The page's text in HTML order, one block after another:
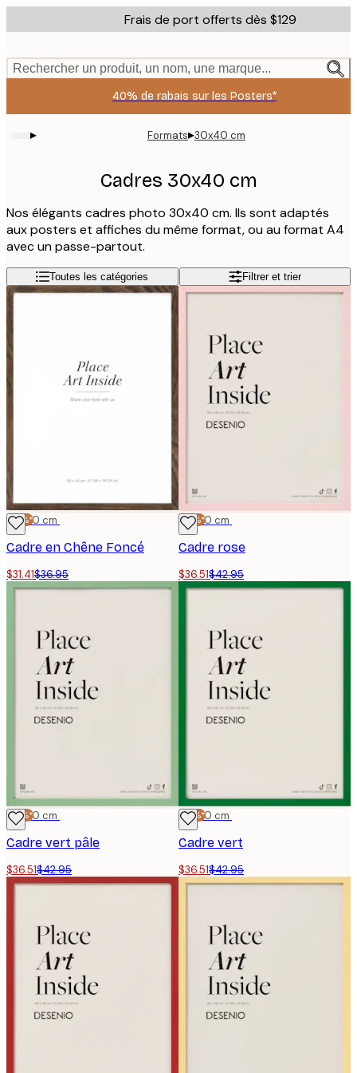
to
content.
Frais de port offerts dès $129
Rechercher un produit, un nom, une marque...
40% de rabais sur les Posters*
▸ Formats▸30x40 cm
Cadres 30x40 cm
Nos élégants cadres photo 30x40 cm. Ils sont adaptés
aux posters et affiches du même format, ou au format A4
avec un passe-partout.
Toutes les catégories Filtrer et trier
-15%*
30x40 cm
Cadre en Chêne Foncé
$31.41$36.95
-15%*
30x40 cm
Cadre rose
$36.51$42.95
-15%*
30x40 cm
Cadre vert pâle
$36.51$42.95
-15%*
30x40 cm
Cadre vert
$36.51$42.95